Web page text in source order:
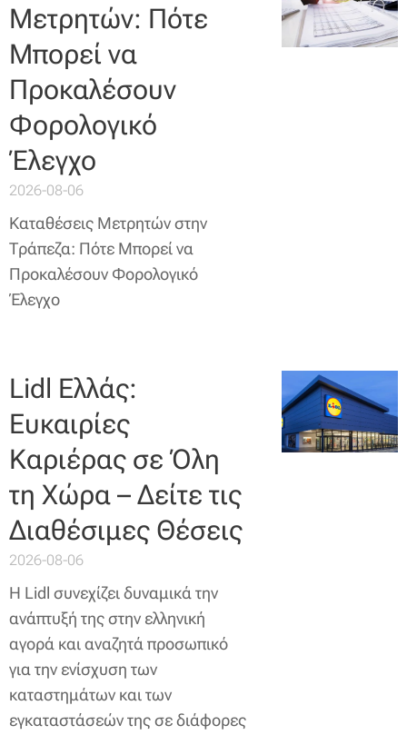
Μετρητών: Πότε
Μπορεί να
Προκαλέσουν
Φορολογικό
Έλεγχο
2026-08-06
Καταθέσεις Μετρητών στην
Τράπεζα: Πότε Μπορεί να
Προκαλέσουν Φορολογικό
Έλεγχο
Lidl Ελλάς:
Ευκαιρίες
Καριέρας σε Όλη
τη Χώρα – Δείτε τις
Διαθέσιμες Θέσεις
2026-08-06
Η Lidl συνεχίζει δυναμικά την
ανάπτυξή της στην ελληνική
αγορά και αναζητά προσωπικό
για την ενίσχυση των
καταστημάτων και των
εγκαταστάσεών της σε διάφορες